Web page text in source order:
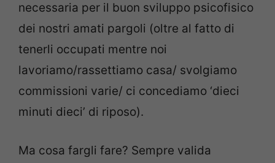
necessaria per il buon sviluppo psicofisico
dei nostri amati pargoli (oltre al fatto di
tenerli occupati mentre noi
lavoriamo/rassettiamo casa/ svolgiamo
commissioni varie/ ci concediamo ‘dieci
minuti dieci’ di riposo).
Ma cosa fargli fare? Sempre valida